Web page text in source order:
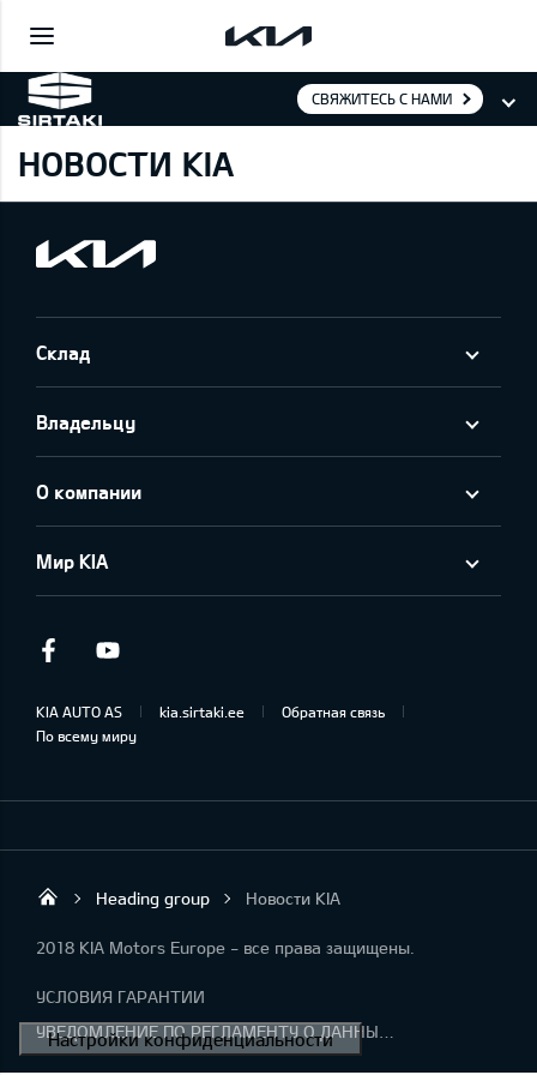
СВЯЖИТЕСЬ С НАМИ
НОВОСТИ KIA
Склад
Владельцу
О компании
Мир KIA
Facebook
KIA AUTO AS kia.sirtaki.ee
Обратная связь
По всему миру
Sirtaki OÜ
Heading group Новости KIA
2018 KIA Motors Europe - все права защищены.
УСЛОВИЯ ГАРАНТИИ